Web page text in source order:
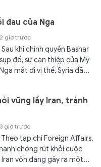
đau của Nga
2 giờ trước
khi chính quyền Bashar
đổ, sự can thiệp của Mỹ
mất đi vị thế, Syria đã...
vũng lầy Iran, tránh
3 giờ trước
tạp chí Foreign Affairs,
chóng rút khỏi cuộc
vốn đang gây ra một...